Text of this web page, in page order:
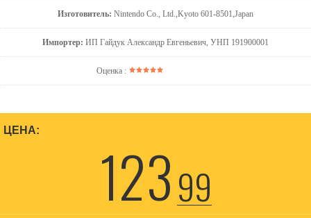
Изготовитель: Nintendo Co., Ltd.,Kyoto 601-8501,Japan
Импортер: ИП Гайдук Александр Евгеньевич, УНП 191900001
Оценка :
ЦЕНА:
12399